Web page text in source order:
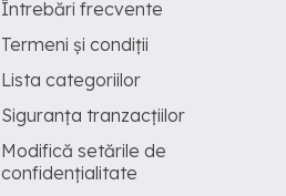
Întrebări frecvente
Termeni și condiții
Lista categoriilor
Siguranța tranzacțiilor
Modifică setările de
confidențialitate